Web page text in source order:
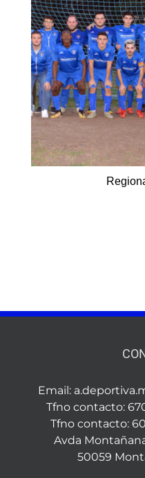
Email:
Tfno contacto:
Tfno contacto:
Avda
50059